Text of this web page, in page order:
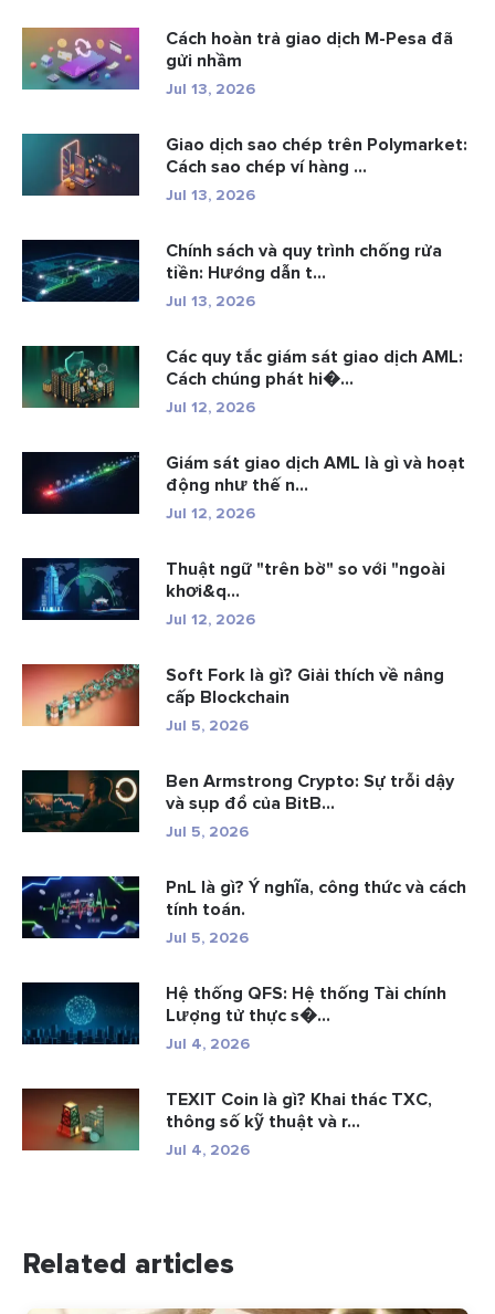
Cách hoàn trả giao dịch M-Pesa đã
gửi nhầm
Jul 13, 2026
Giao dịch sao chép trên Polymarket:
Cách sao chép ví hàng ...
Jul 13, 2026
Chính sách và quy trình chống rửa
tiền: Hướng dẫn t...
Jul 13, 2026
Các quy tắc giám sát giao dịch AML:
Cách chúng phát hi�...
Jul 12, 2026
Giám sát giao dịch AML là gì và hoạt
động như thế n...
Jul 12, 2026
Thuật ngữ "trên bờ" so với "ngoài
khơi&q...
Jul 12, 2026
Soft Fork là gì? Giải thích về nâng
cấp Blockchain
Jul 5, 2026
Ben Armstrong Crypto: Sự trỗi dậy
và sụp đổ của BitB...
Jul 5, 2026
PnL là gì? Ý nghĩa, công thức và cách
tính toán.
Jul 5, 2026
Hệ thống QFS: Hệ thống Tài chính
Lượng tử thực s�...
Jul 4, 2026
TEXIT Coin là gì? Khai thác TXC,
thông số kỹ thuật và r...
Jul 4, 2026
Related articles